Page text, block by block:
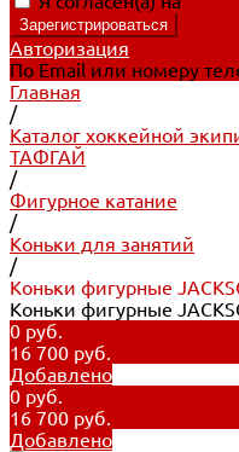
Авторизация
По Email или номеру
Главная
/
Каталог хоккейной
ТАФГАЙ
/
Фигурное катание
/
Коньки для занятий
/
Коньки фигурные
Коньки фигурные
0 руб.
16 700 руб.
Добавлено
0 руб.
16 700 руб.
Добавлено